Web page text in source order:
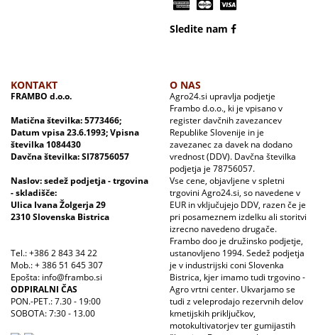
Sledite nam
KONTAKT
FRAMBO d.o.o.
Matična številka: 5773466;
Datum vpisa 23.6.1993; Vpisna
številka 1084430
Davčna številka: SI78756057
Naslov: sedež podjetja - trgovina
- skladišče:
Ulica Ivana Žolgerja 29
2310 Slovenska Bistrica
Tel.: +386 2 843 34 22
Mob.: + 386 51 645 307
Epošta: info@frambo.si
ODPIRALNI ČAS
PON.-PET.: 7.30 - 19:00
SOBOTA: 7:30 - 13.00
O NAS
Agro24.si upravlja podjetje
Frambo d.o.o., ki je vpisano v
register davčnih zavezancev
Republike Slovenije in je
zavezanec za davek na dodano
vrednost (DDV). Davčna številka
podjetja je 78756057.
Vse cene, objavljene v spletni
trgovini Agro24.si, so navedene v
EUR in vključujejo DDV, razen če je
pri posameznem izdelku ali storitvi
izrecno navedeno drugače.
Frambo doo je družinsko podjetje,
ustanovljeno 1994. Sedež podjetja
je v industrijski coni Slovenka
Bistrica, kjer imamo tudi trgovino -
Agro vrtni center. Ukvarjamo se
tudi z veleprodajo rezervnih delov
kmetijskih priključkov,
motokultivatorjev ter gumijastih